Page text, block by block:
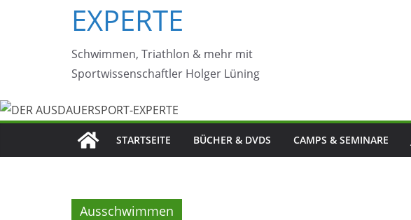
EXPERTE
Schwimmen, Triathlon & mehr mit
Sportwissenschaftler Holger Lüning
STARTSEITE BÜCHER & DVDS CAMPS & SEMINARE
Ausschwimmen